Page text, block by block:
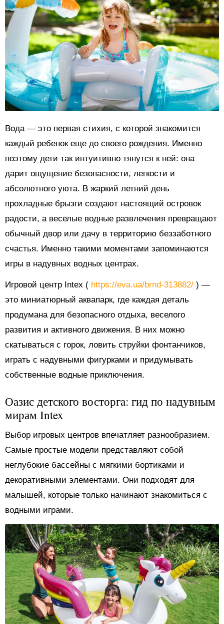
Вода — это первая стихия, с которой знакомится
каждый ребенок еще до своего рождения. Именно
поэтому дети так интуитивно тянутся к ней: она
дарит ощущение безопасности, легкости и
абсолютного уюта. В жаркий летний день
прохладные брызги создают настоящий островок
радости, а веселые водные развлечения превращают
обычный двор или дачу в территорию беззаботного
счастья. Именно такими моментами запоминаются
игры в надувных водных центрах.
Игровой центр Intex ( https://eva.ua/brnd-313882/ ) —
это миниатюрный аквапарк, где каждая деталь
продумана для безопасного отдыха, веселого
развития и активного движения. В них можно
скатываться с горок, ловить струйки фонтанчиков,
играть с надувными фигурками и придумывать
собственные водные приключения.
Оазис детского восторга: гид по надувным
мирам Intex
Выбор игровых центров впечатляет разнообразием.
Самые простые модели представляют собой
неглубокие бассейны с мягкими бортиками и
декоративными элементами. Они подходят для
малышей, которые только начинают знакомиться с
водными играми.